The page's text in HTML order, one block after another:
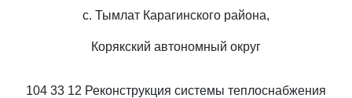
с. Тымлат Карагинского района,
Корякский автономный округ
104 33 12 Реконструкция системы теплоснабжения